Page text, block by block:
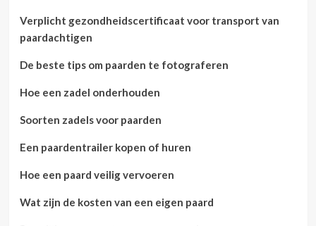
Verplicht gezondheidscertificaat voor transport van
paardachtigen
De beste tips om paarden te fotograferen
Hoe een zadel onderhouden
Soorten zadels voor paarden
Een paardentrailer kopen of huren
Hoe een paard veilig vervoeren
Wat zijn de kosten van een eigen paard